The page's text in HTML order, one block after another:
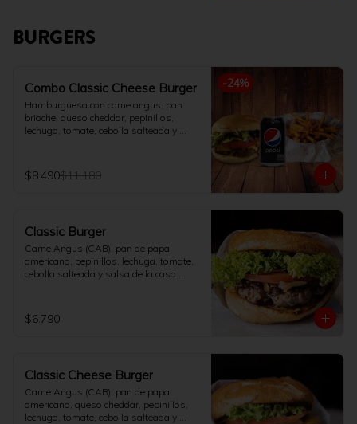
BURGERS
-24%
Combo Classic Cheese Burger
Hamburguesa con carne angus, pan
brioche, queso cheddar, pepinillos,
lechuga, tomate, cebolla salteada y
elección.
$8.490$11.180
Classic Burger
Carne Angus (CAB), pan de papa
americano, pepinillos, lechuga, tomate,
cebolla salteada y salsa de la casa.
$6.790
Classic Cheese Burger
Carne Angus (CAB), pan de papa
americano, queso cheddar, pepinillos,
lechuga, tomate, cebolla salteada y